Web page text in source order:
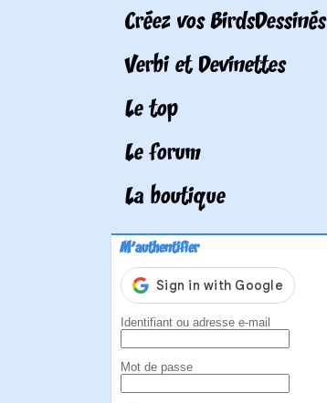
Créez vos BirdsDessinés
Verbi et Devinettes
Le top
Le forum
La boutique
M'authentifier
Identifiant ou adresse e-mail
Mot de passe